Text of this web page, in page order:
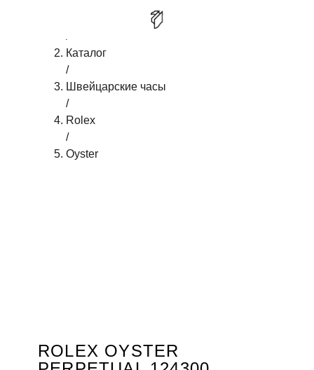
ROLEX OYSTER PERPETUAL
Каталог
/
Швейцарские часы
/
Rolex
/
Oyster
ROLEX OYSTER